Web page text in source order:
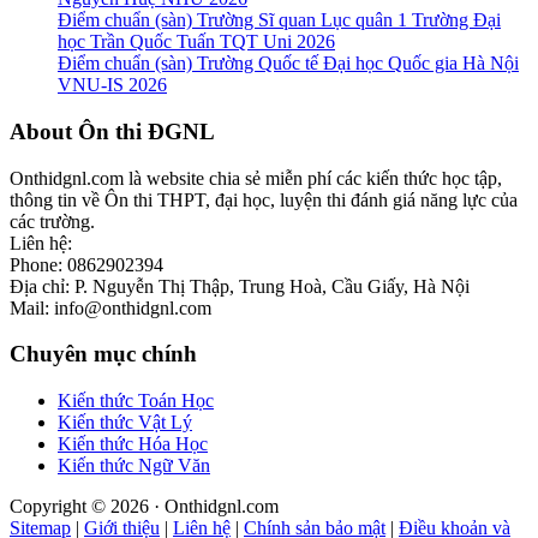
Điểm chuẩn (sàn) Trường Sĩ quan Lục quân 1 Trường Đại
học Trần Quốc Tuấn TQT Uni 2026
Điểm chuẩn (sàn) Trường Quốc tế Đại học Quốc gia Hà Nội
VNU-IS 2026
Footer
About Ôn thi ĐGNL
Onthidgnl.com là website chia sẻ miễn phí các kiến thức học tập,
thông tin về Ôn thi THPT, đại học, luyện thi đánh giá năng lực của
các trường.
Liên hệ:
Phone: 0862902394
Địa chỉ: P. Nguyễn Thị Thập, Trung Hoà, Cầu Giấy, Hà Nội
Mail: info@onthidgnl.com
Chuyên mục chính
Kiến thức Toán Học
Kiến thức Vật Lý
Kiến thức Hóa Học
Kiến thức Ngữ Văn
Copyright © 2026 · Onthidgnl.com
Sitemap | Giới thiệu | Liên hệ | Chính sản bảo mật | Điều khoản và